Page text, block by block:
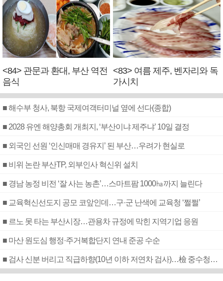
<84> 관문과 환대, 부산 역전
음식
<83> 여름 제주, 벤자리와 독
가시치
■ 해수부 청사, 북항 국제여객터미널 옆에 선다(종합)
■ 2028 유엔 해양총회 개최지, ‘부산이냐 제주냐’ 10일 결정
■ 외국인 선원 ‘인신매매 경유지’ 된 부산…우려가 현실로
■ 비위 논란 부산TP, 외부인사 혁신위 설치
■ 경남 농정 비전 ‘잘 사는 농촌’…스마트팜 1000㏊까지 늘린다
■ 교육혁신선도지 공모 코앞인데…구·군 난색에 교육청 ‘쩔쩔’
■ 르노 못 타는 부산시장…관용차 규정에 막힌 지역기업 응원
■ 마산 원도심 행정·주거복합단지 연내 준공 수순
■ 검사 신분 버리고 직급하향(10년 이하 저연차 검사)…檢 중수청행 기피